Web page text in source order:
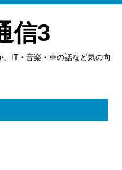
信3
IT・音楽・車の話など気の向